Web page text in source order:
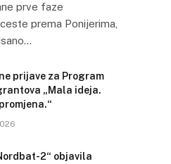
prve faze
prema Ponijerima,
prijave za Program
„Mala ideja.
2“ objavila